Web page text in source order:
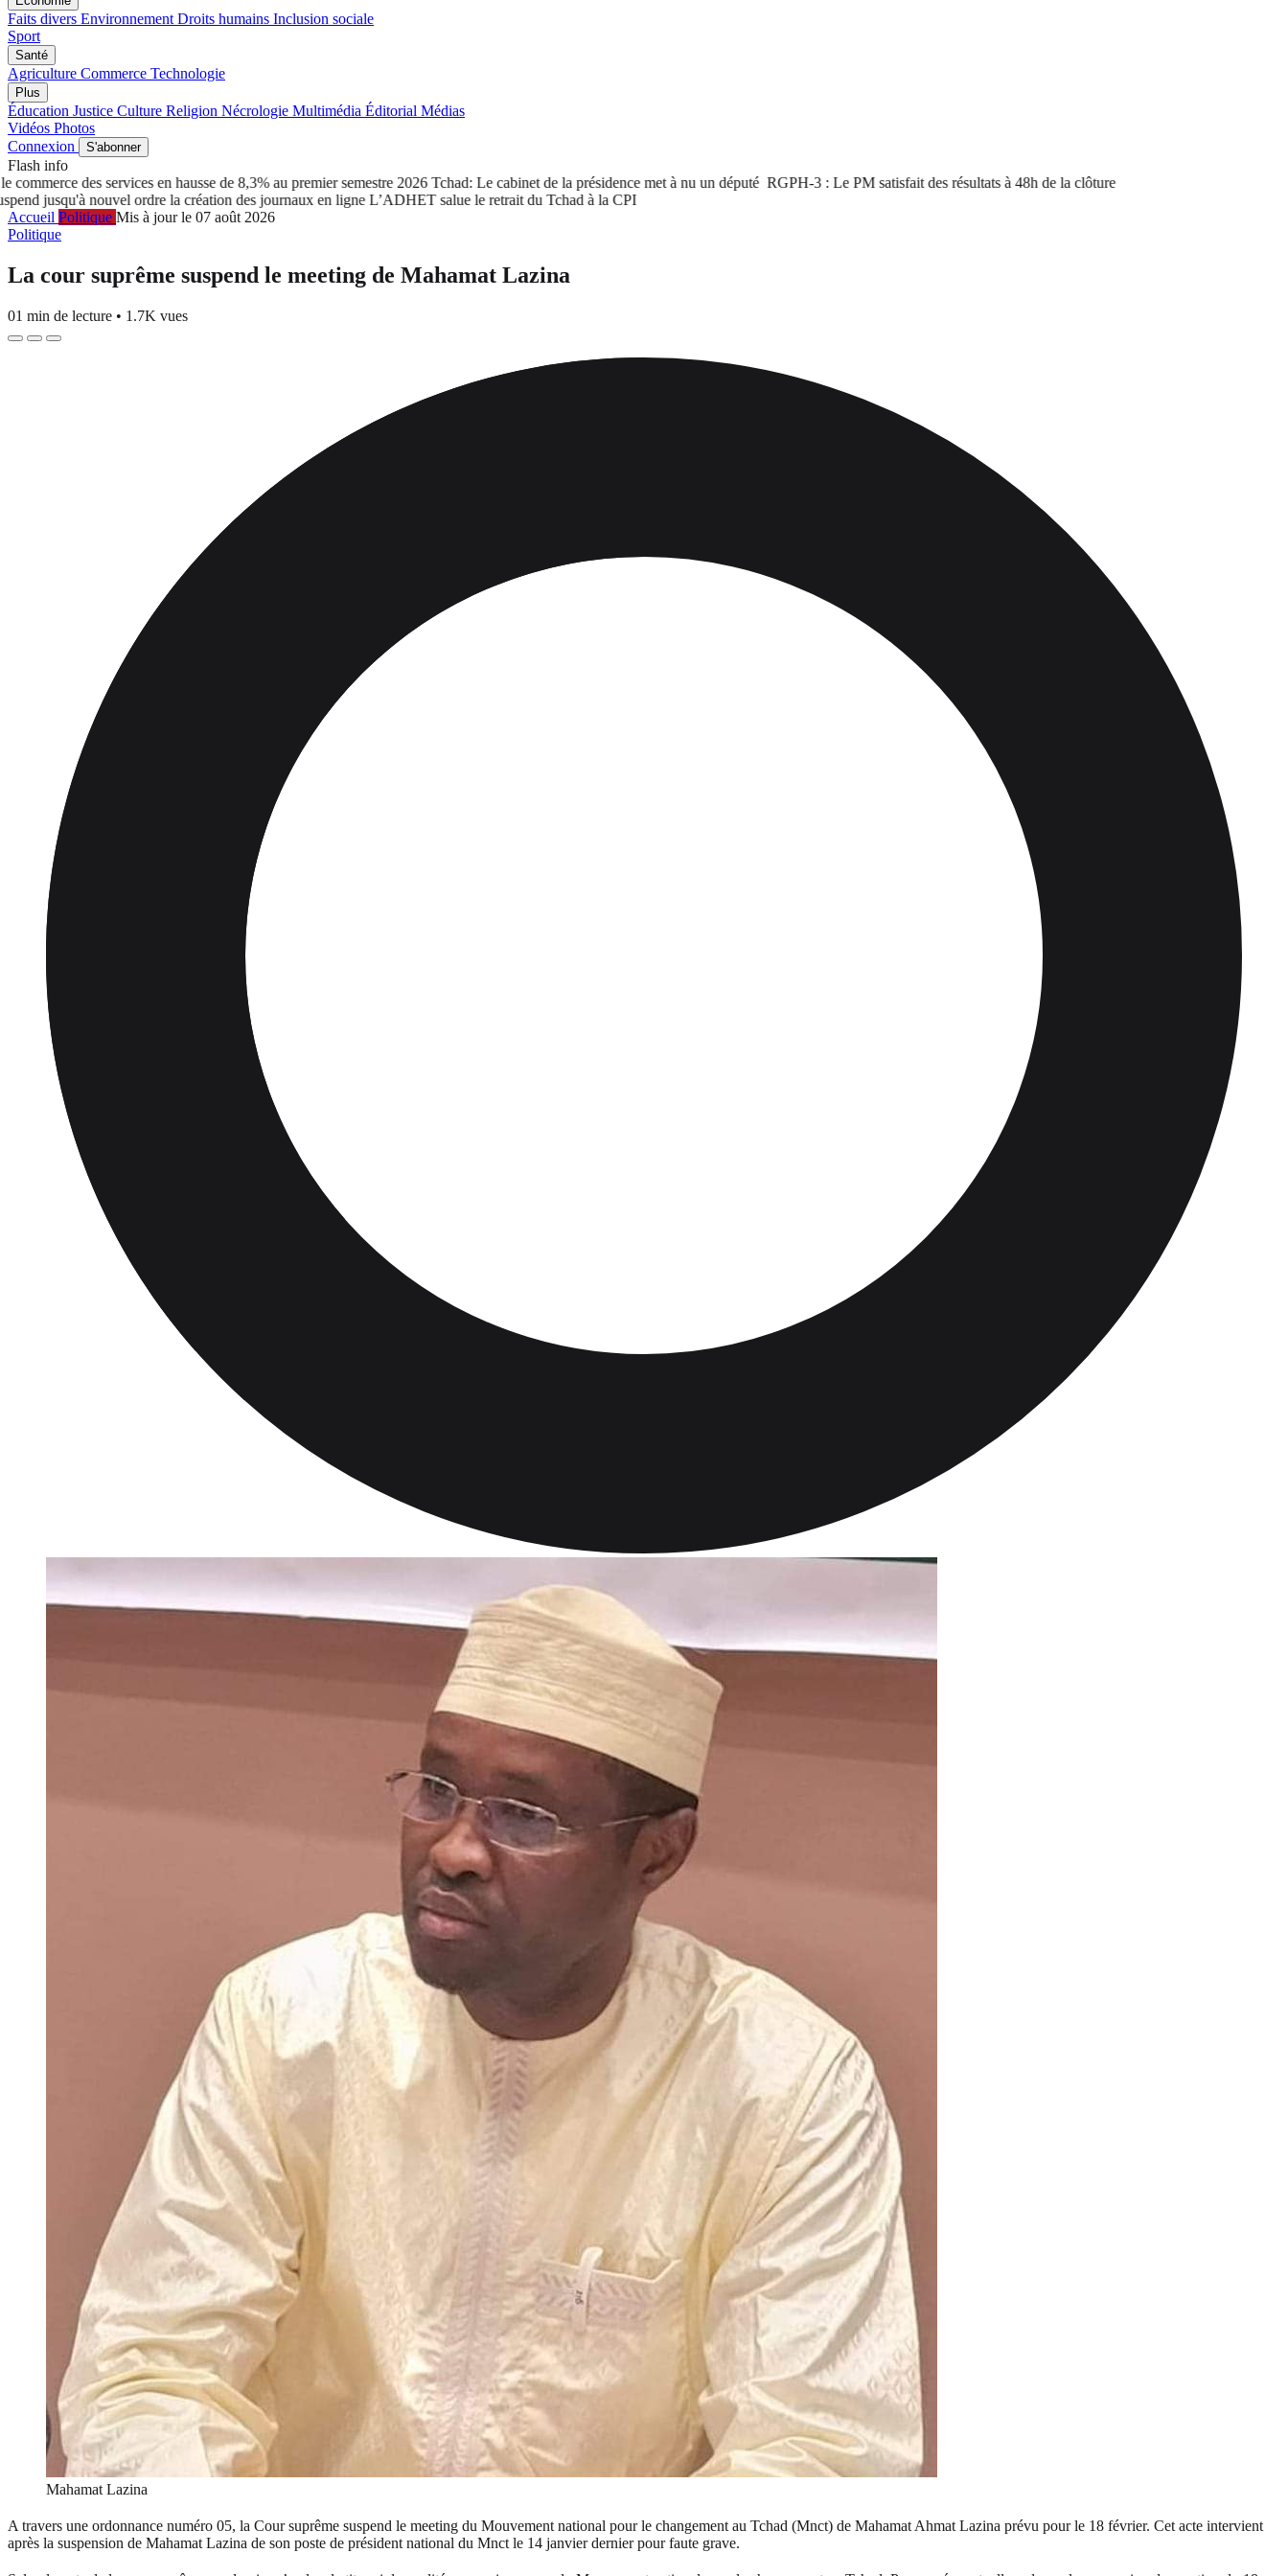
Faits divers Environnement Droits humains Inclusion sociale
Sport
Santé
Agriculture Commerce Technologie
Plus
Éducation Justice Culture Religion Nécrologie Multimédia Éditorial Médias
Vidéos Photos
Connexion
S'abonner
Flash info
des services en hausse de 8,3% au premier semestre 2026Tchad: Le cabinet de la présidence met à nu un députéRGPH-3 : Le PM satisfait des résultats à 48h de la clôture
jusqu'à nouvel ordre la création des journaux en ligneL’ADHET salue le retrait du Tchad à la CPI
Accueil Politique Mis à jour le 07 août 2026
Politique
La cour suprême suspend le meeting de Mahamat Lazina
01 min de lecture • 1.7K vues
Mahamat Lazina
A travers une ordonnance numéro 05, la Cour suprême suspend le meeting du Mouvement national pour le changement au Tchad (Mnct) de Mahamat Ahmat Lazina prévu pour le 18 février. Cet acte intervient
après la suspension de Mahamat Lazina de son poste de président national du Mnct le 14 janvier dernier pour faute grave.